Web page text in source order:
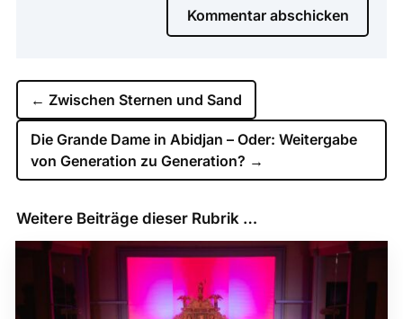
Kommentar abschicken
← Zwischen Sternen und Sand
Die Grande Dame in Abidjan – Oder: Weitergabe
von Generation zu Generation? →
Weitere Beiträge dieser Rubrik …